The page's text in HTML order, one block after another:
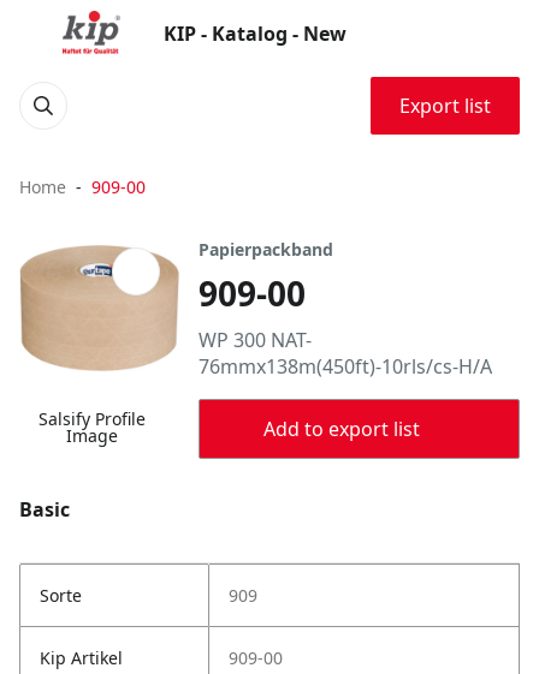
KIP - Katalog - New
Export list
Home 909-00
Salsify Profile
Image
Papierpackband
909-00
WP 300 NAT-
76mmx138m(450ft)-10rls/cs-H/A
Add to export list
Basic
Sorte 909
Kip Artikel 909-00